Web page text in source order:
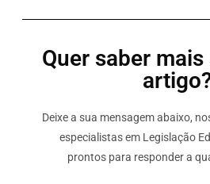
Quer saber
Deixe a sua mensagem abaixo,
especialistas em Legislação
prontos para responder a